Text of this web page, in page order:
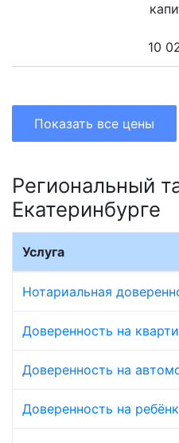
10
Показать все цены
Региональный
Екатеринбурге
Услуга
Нотариальная
Доверенность на
Доверенность на
Доверенность на